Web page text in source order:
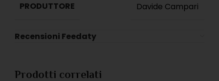
PRODUTTORE Davide Campari
Recensioni Feedaty
Prodotti correlati